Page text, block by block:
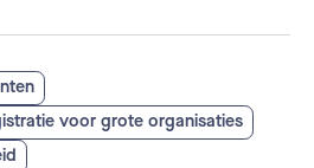
voor grote organisaties